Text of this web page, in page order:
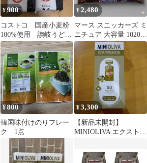
¥900
コストコ 国産小麦粉
100%使用 讃岐うど
ん 2袋1㎏
¥2,480
マース スニッカーズ ミ
ニチュア 大容量 1020g
SNICKERS
¥800
韓国味付けのりフレー
ク 1点
¥3,300
【新品未開封】
MINIOLIVA エクストラ
ル 50個入り